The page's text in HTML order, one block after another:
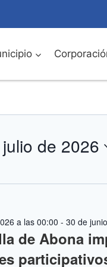
de 2026
de Abona
a las 00:00 - 30 de